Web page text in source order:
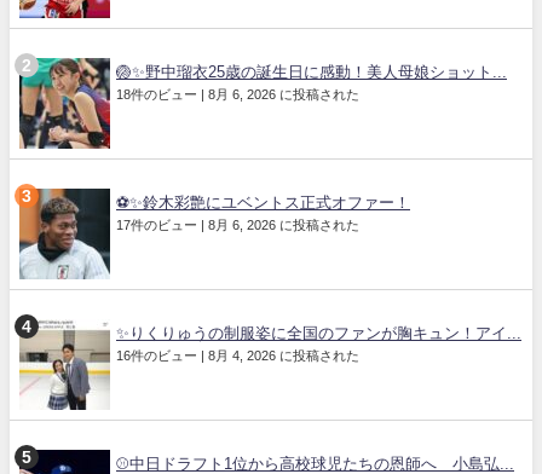
🏐✨野中瑠衣25歳の誕生日に感動！美人母娘ショット...
18件のビュー 8月 6, 2026 に投稿された
⚽✨鈴木彩艶にユベントス正式オファー！
17件のビュー 8月 6, 2026 に投稿された
✨りくりゅうの制服姿に全国のファンが胸キュン！アイ...
16件のビュー 8月 4, 2026 に投稿された
⚾中日ドラフト1位から高校球児たちの恩師へ 小島弘...